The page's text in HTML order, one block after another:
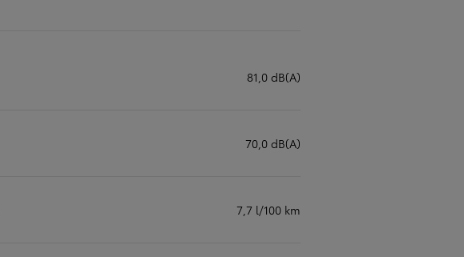
81,0 dB(A)
70,0 dB(A)
7,7 l/100 km